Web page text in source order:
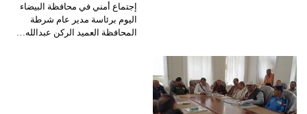
إجتماع أمني في محافظة البيضاء
اليوم برئاسة مدير عام شرطة
المحافظة العميد الركن عبدالله…